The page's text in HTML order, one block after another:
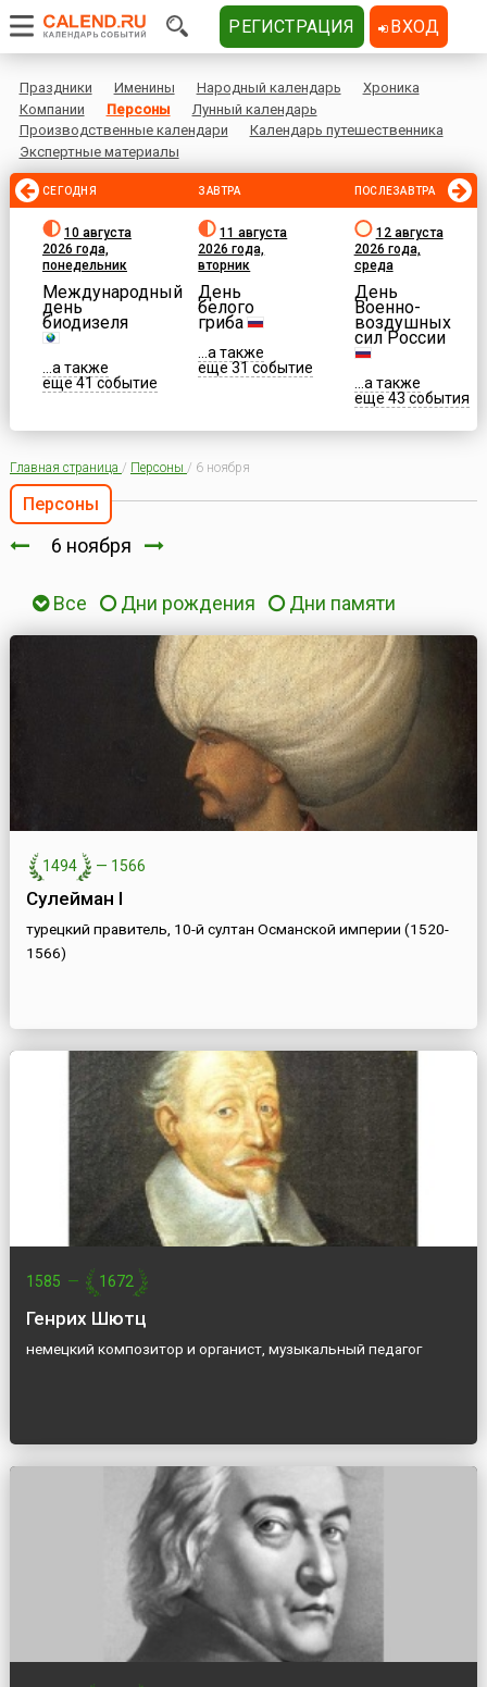
Праздники Именины Народный календарь
Хроника
Компании
Персоны
Лунный календарь
Производственные календари
Календарь путешественника
Экспертные материалы
СЕГОДНЯ
10 августа
2026 года,
понедельник
Международный
день
биодизеля
...а также
еще 41 событие
ЗАВТРА
11 августа
2026 года,
вторник
День
белого
гриба
...а также
еще 31 событие
ПОСЛЕЗАВТРА
12 августа
2026 года,
среда
День
Военно-
воздушных
сил России
...а также
еще 43 события
Главная страница / Персоны / 6 ноября
Персоны
6 ноября
Все Дни рождения Дни памяти
1494 — 1566
Сулейман I
турецкий правитель, 10-й султан Османской империи (1520-
1566)
1585 — 1672
Генрих Шютц
немецкий композитор и органист, музыкальный педагог
РЕГИСТРАЦИЯ ВХОД